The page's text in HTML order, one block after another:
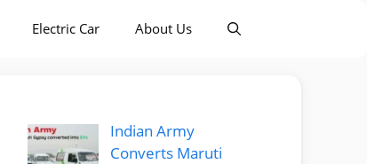
Electric Car About Us
Indian Army
Converts Maruti